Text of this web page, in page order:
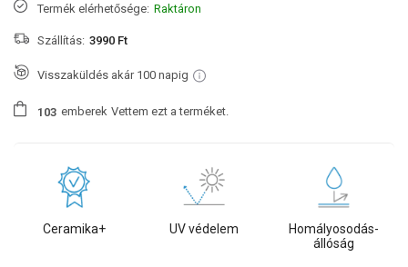
Termék elérhetősége: Raktáron
Szállítás: 3990 Ft
Visszaküldés akár 100 napig
1 03 emberek Vettem ezt a terméket.
Ceramika+ UV védelem
Homályosodás-
állóság